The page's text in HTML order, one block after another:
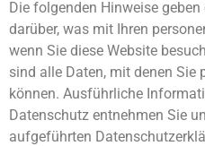
Die folgenden Hinweise
darüber, was mit Ihren
wenn Sie diese Website
sind alle Daten, mit denen Sie
können. Ausführliche
Datenschutz entnehmen Sie
aufgeführten